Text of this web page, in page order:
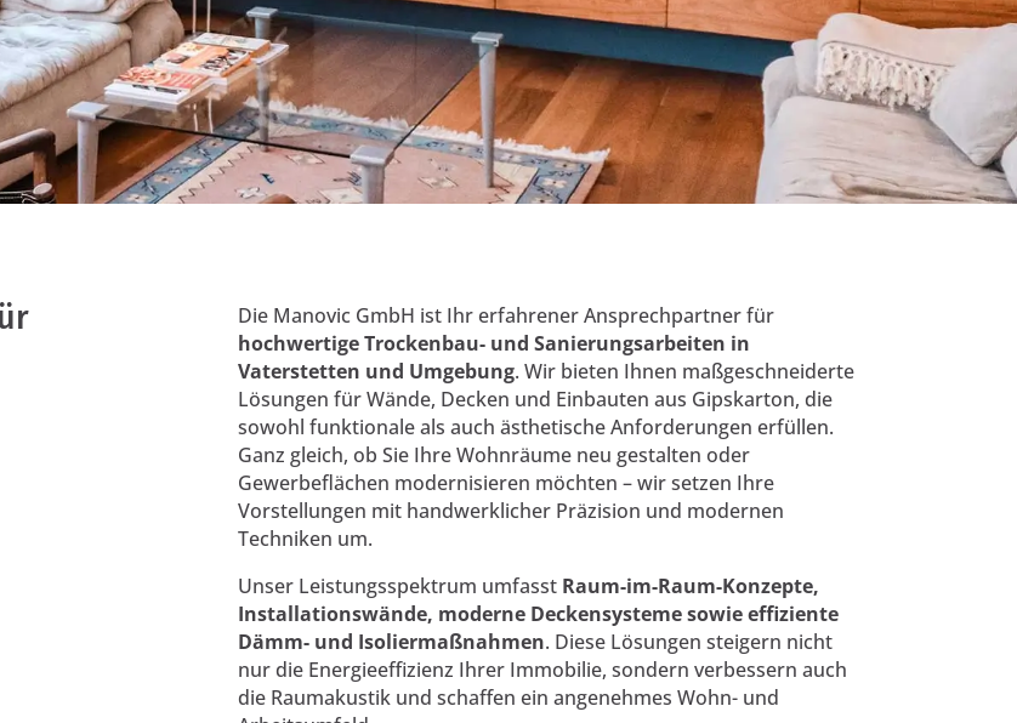
Die Manovic GmbH ist Ihr erfahrener Ansprechpartner für
hochwertige Trockenbau- und Sanierungsarbeiten in
Vaterstetten und Umgebung. Wir bieten Ihnen maßgeschneiderte
Lösungen für Wände, Decken und Einbauten aus Gipskarton, die
sowohl funktionale als auch ästhetische Anforderungen erfüllen.
Ganz gleich, ob Sie Ihre Wohnräume neu gestalten oder
Gewerbeflächen modernisieren möchten – wir setzen Ihre
Vorstellungen mit handwerklicher Präzision und modernen
Techniken um.
Unser Leistungsspektrum umfasst Raum-im-Raum-Konzepte,
Installationswände, moderne Deckensysteme sowie effiziente
Dämm- und Isoliermaßnahmen. Diese Lösungen steigern nicht
nur die Energieeffizienz Ihrer Immobilie, sondern verbessern auch
die Raumakustik und schaffen ein angenehmes Wohn- und